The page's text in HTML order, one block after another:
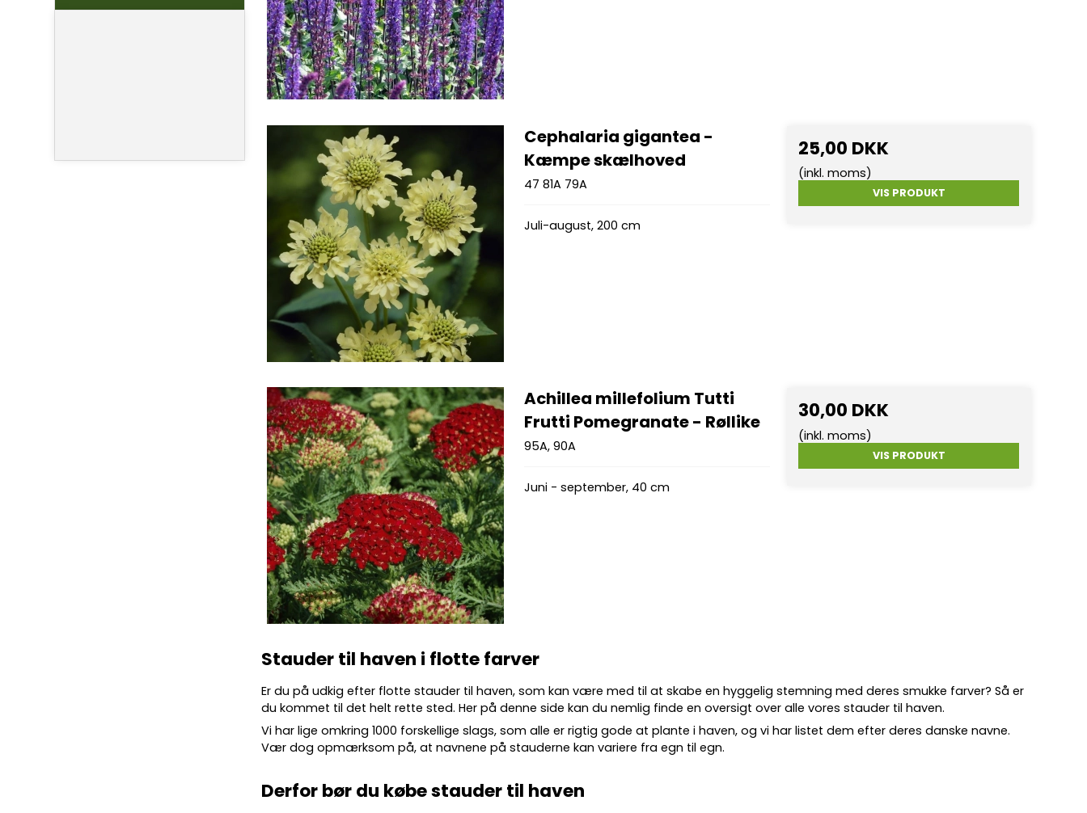
Cephalaria gigantea -
Kæmpe skælhoved
47 81A 79A
Juli-august, 200 cm
25,00 DKK
(inkl. moms)
VIS PRODUKT
Achillea millefolium Tutti
Frutti Pomegranate - Røllike
95A, 90A
Juni - september, 40 cm
30,00 DKK
(inkl. moms)
VIS PRODUKT
Stauder til haven i flotte farver
Er du på udkig efter flottestauder til haven, som kan være med til at skabe en hyggelig stemning med deres smukke farver? Så er
du kommet til det helt rette sted. Her på denne side kan du nemlig finde en oversigt over alle vores stauder til haven.
Vi har lige omkring 1000 forskellige slags, som alle er rigtig gode at plante i haven, og vi har listet dem efter deres danske navne.
Vær dog opmærksom på, at navnene på stauderne kan variere fra egn til egn.
Derfor bør du købe stauder til haven